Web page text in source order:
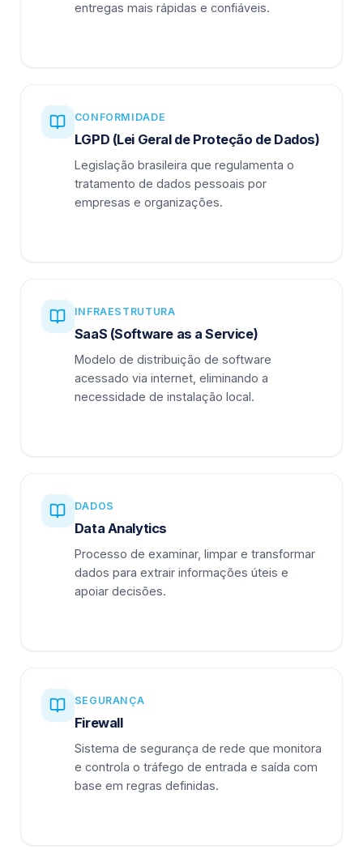
entregas mais rápidas e confiáveis.
CONFORMIDADE
LGPD (Lei Geral de Proteção de Dados)
Legislação brasileira que regulamenta o
tratamento de dados pessoais por
empresas e organizações.
INFRAESTRUTURA
SaaS (Software as a Service)
Modelo de distribuição de software
acessado via internet, eliminando a
necessidade de instalação local.
DADOS
Data Analytics
Processo de examinar, limpar e transformar
dados para extrair informações úteis e
apoiar decisões.
SEGURANÇA
Firewall
Sistema de segurança de rede que monitora
e controla o tráfego de entrada e saída com
base em regras definidas.